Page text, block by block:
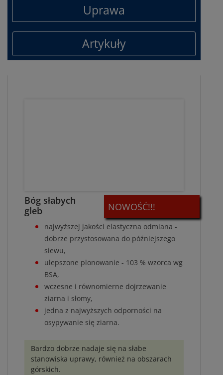
Uprawa
Artykuły
NOWOŚĆ!!!
Bóg słabych
gleb
najwyższej jakości elastyczna odmiana -
dobrze przystosowana do późniejszego
siewu,
ulepszone plonowanie - 103 % wzorca wg
BSA,
wczesne i równomierne dojrzewanie
ziarna i słomy,
jedna z najwyższych odporności na
osypywanie się ziarna.
Bardzo dobrze nadaje się na słabe
stanowiska uprawy, również na obszarach
górskich.